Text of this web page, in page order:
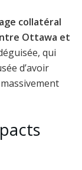
collatéral
Ottawa et
qui
d’avoir